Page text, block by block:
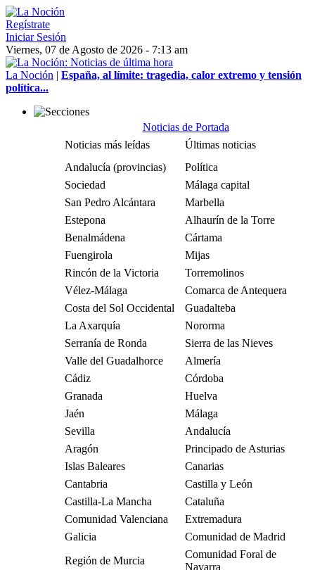
Regístrate
Iniciar Sesión
Viernes, 07 de Agosto de 2026 - 7:13 am
La Noción | España, al límite: tragedia, calor extremo y tensión
política...
Noticias de Portada
Noticias más leídas
Últimas noticias
Andalucía (provincias)
Política
Sociedad
Málaga capital
San Pedro Alcántara
Marbella
Estepona
Alhaurín de la Torre
Benalmádena
Cártama
Fuengirola
Mijas
Rincón de la Victoria
Torremolinos
Vélez-Málaga
Comarca de Antequera
Costa del Sol Occidental
Guadalteba
La Axarquía
Nororma
Serranía de Ronda
Sierra de las Nieves
Valle del Guadalhorce
Almería
Cádiz
Córdoba
Granada
Huelva
Jaén
Málaga
Sevilla
Andalucía
Aragón
Principado de Asturias
Islas Baleares
Canarias
Cantabria
Castilla y León
Castilla-La Mancha
Cataluña
Comunidad Valenciana
Extremadura
Galicia
Comunidad de Madrid
Región de Murcia
Comunidad Foral de
Navarra